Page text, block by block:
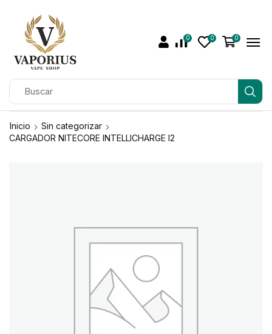
0 0 0
Inicio
Sin categorizar
CARGADOR NITECORE INTELLICHARGE I2